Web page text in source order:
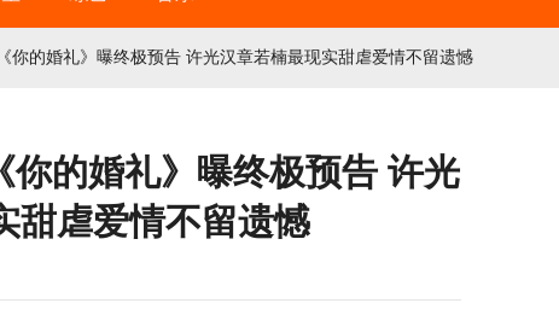
你的婚礼》曝终极预告 许光汉章若楠最现实甜虐爱情不留遗憾
的婚礼》曝终极预告 许光
甜虐爱情不留遗憾